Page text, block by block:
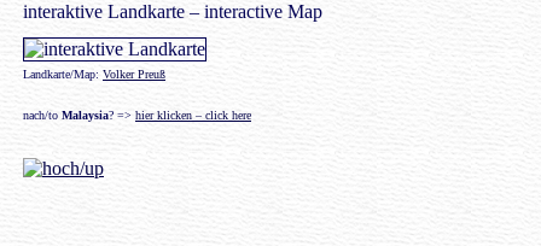
interaktive Landkarte– interactive Map
Landkarte/Map: Volker Preuß
nach/to Malaysia? => hier klicken – click here